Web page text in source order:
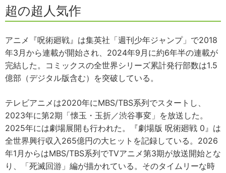
超の超人気作
アニメ『呪術廻戦』は集英社「週刊少年ジャンプ」で2018
年3月から連載が開始され、2024年9月に約6年半の連載が
完結した。コミックスの全世界シリーズ累計発行部数は1.5
億部（デジタル版含む）を突破している。
テレビアニメは2020年にMBS/TBS系列でスタートし、
2023年に第2期「懐玉・玉折／渋谷事変」を放送した。
2025年には劇場展開も行われた。『劇場版 呪術廻戦 0』は
全世界興行収入265億円の大ヒットを記録している。2026
年1月からはMBS/TBS系列でTVアニメ第3期が放送開始とな
り、「死滅回游」編が描かれている。そのタイムリーな時